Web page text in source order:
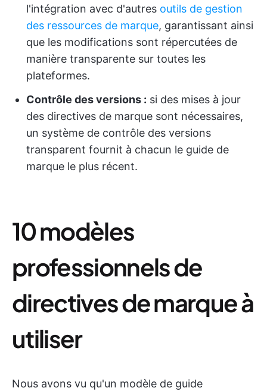
l'intégration avec d'autres outils de gestion
des ressources de marque, garantissant ainsi
que les modifications sont répercutées de
manière transparente sur toutes les
plateformes.
Contrôle des versions : si des mises à jour
des directives de marque sont nécessaires,
un système de contrôle des versions
transparent fournit à chacun le guide de
marque le plus récent.
10 modèles
professionnels de
directives de marque à
utiliser
Nous avons vu qu'un modèle de guide